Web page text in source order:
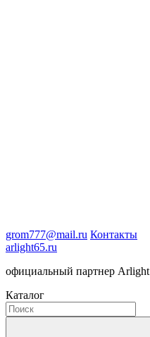
grom777@mail.ru Контакты
arlight65.ru
официальный партнер Arlight
Каталог